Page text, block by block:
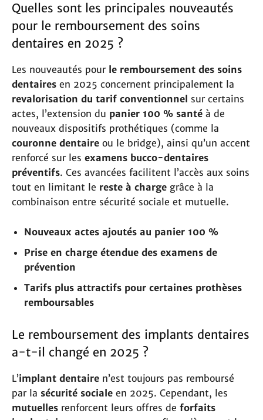
Quelles sont les principales nouveautés
pour le remboursement des soins
dentaires en 2025 ?
Les nouveautés pour le remboursement des soins
dentaires en 2025 concernent principalement la
revalorisation du tarif conventionnel sur certains
actes, l’extension du panier 100 % santé à de
nouveaux dispositifs prothétiques (comme la
couronne dentaire ou le bridge), ainsi qu’un accent
renforcé sur les examens bucco-dentaires
préventifs. Ces avancées facilitent l’accès aux soins
tout en limitant le reste à charge grâce à la
combinaison entre sécurité sociale et mutuelle.
Nouveaux actes ajoutés au panier 100 %
Prise en charge étendue des examens de
prévention
Tarifs plus attractifs pour certaines prothèses
remboursables
Le remboursement des implants dentaires
a-t-il changé en 2025 ?
L’implant dentaire n’est toujours pas remboursé
par la sécurité sociale en 2025. Cependant, les
mutuelles renforcent leurs offres de forfaits